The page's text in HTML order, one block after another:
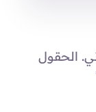
الحقول